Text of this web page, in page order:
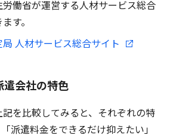
働省が運営する人材サービス総合
す。
人材サービス総合サイト
遣会社の特色
を比較してみると、それぞれの特
派遣料金をできるだけ抑えたい」